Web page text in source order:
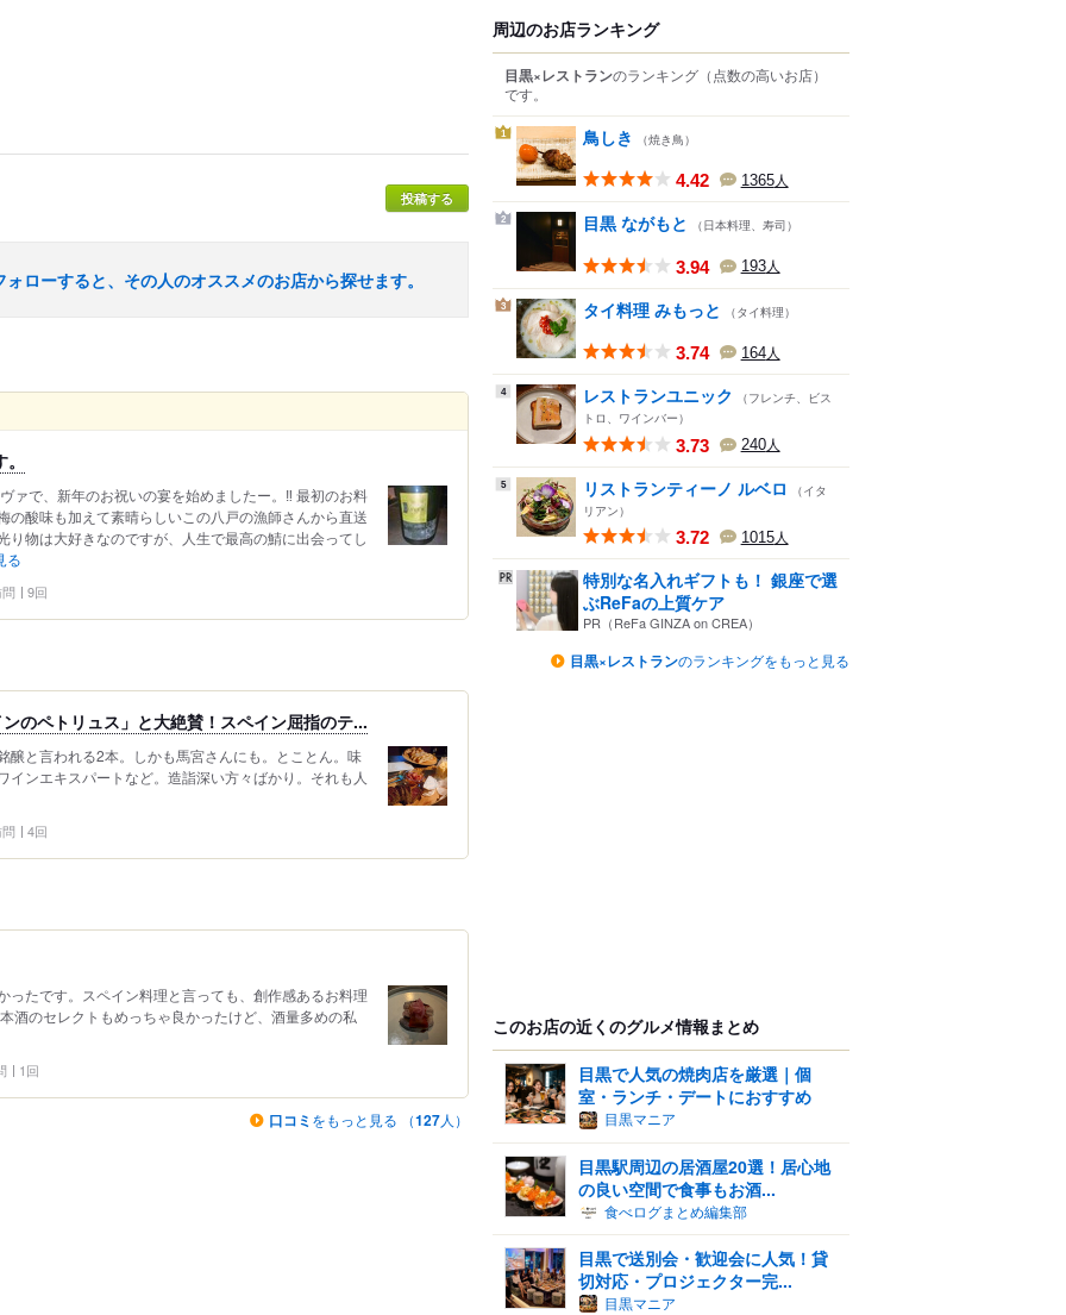
投稿する
ローすると、その人のオススメのお店から探せます。
ァで、新年のお祝いの宴を始めましたー。‼️ 最初のお料
の酸味も加えて素晴らしいこの八戸の漁師さんから直送
り物は大好きなのですが、人生で最高の鯖に出会ってし
る
9回
のペトリュス」と大絶賛！スペイン屈指のテ...
醸と言われる2本。しかも馬宮さんにも。とことん。味
インエキスパートなど。造詣深い方々ばかり。それも人
4回
ったです。スペイン料理と言っても、創作感あるお料理
酒のセレクトもめっちゃ良かったけど、酒量多めの私
1回
口コミ をもっと見る （127人）
周辺のお店ランキング
目黒×レストランのランキング （点数の高いお店）
です。
1 鳥しき （焼き鳥）
4.42 1365人
2 目黒 ながもと （日本料理、寿司）
3.94 193人
3 タイ料理 みもっと （タイ料理）
3.74 164人
4 レストランユニック
（フレンチ、ビス
トロ、ワインバー）
3.73 240人
5 リストランティーノ ルベロ
（イタ
リアン）
3.72 1015人
特別な名入れギフトも！ 銀座で選
ぶReFaの上質ケア
PR（ReFa GINZA on CREA）
目黒×レストランのランキングをもっと見る
このお店の近くのグルメ情報まとめ
目黒で人気の焼肉店を厳選｜個
室・ランチ・デートにおすすめ
目黒マニア
目黒駅周辺の居酒屋20選！居心地
の良い空間で食事もお酒...
食べログまとめ編集部
目黒で送別会・歓迎会に人気！貸
切対応・プロジェクター完...
目黒マニア